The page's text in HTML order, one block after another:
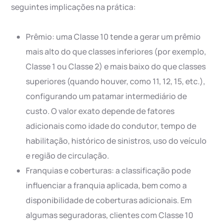
seguintes implicações na prática:
Prêmio: uma Classe 10 tende a gerar um prêmio
mais alto do que classes inferiores (por exemplo,
Classe 1 ou Classe 2) e mais baixo do que classes
superiores (quando houver, como 11, 12, 15, etc.),
configurando um patamar intermediário de
custo. O valor exato depende de fatores
adicionais como idade do condutor, tempo de
habilitação, histórico de sinistros, uso do veículo
e região de circulação.
Franquias e coberturas: a classificação pode
influenciar a franquia aplicada, bem como a
disponibilidade de coberturas adicionais. Em
algumas seguradoras, clientes com Classe 10